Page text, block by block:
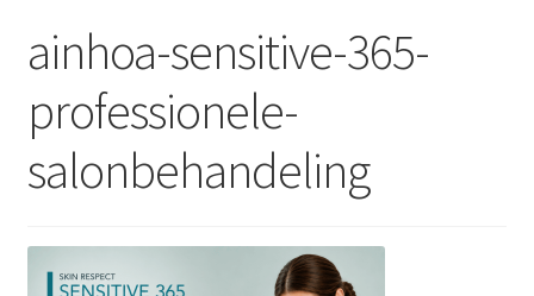
SALON INRICHTING
TEXTIEL
VOETVERZORGING
ainhoa-sensitive-365-
professionele-
salonbehandeling